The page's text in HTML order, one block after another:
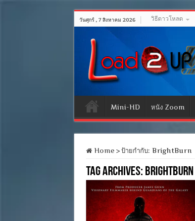
วันศุกร์ , 7 สิงหาคม 2026 วิธีดาวโหลด
Mini-HD หนัง Zoom
Home > ป้ายกำกับ: BrightBurn
Tag Archives: BrightBurn